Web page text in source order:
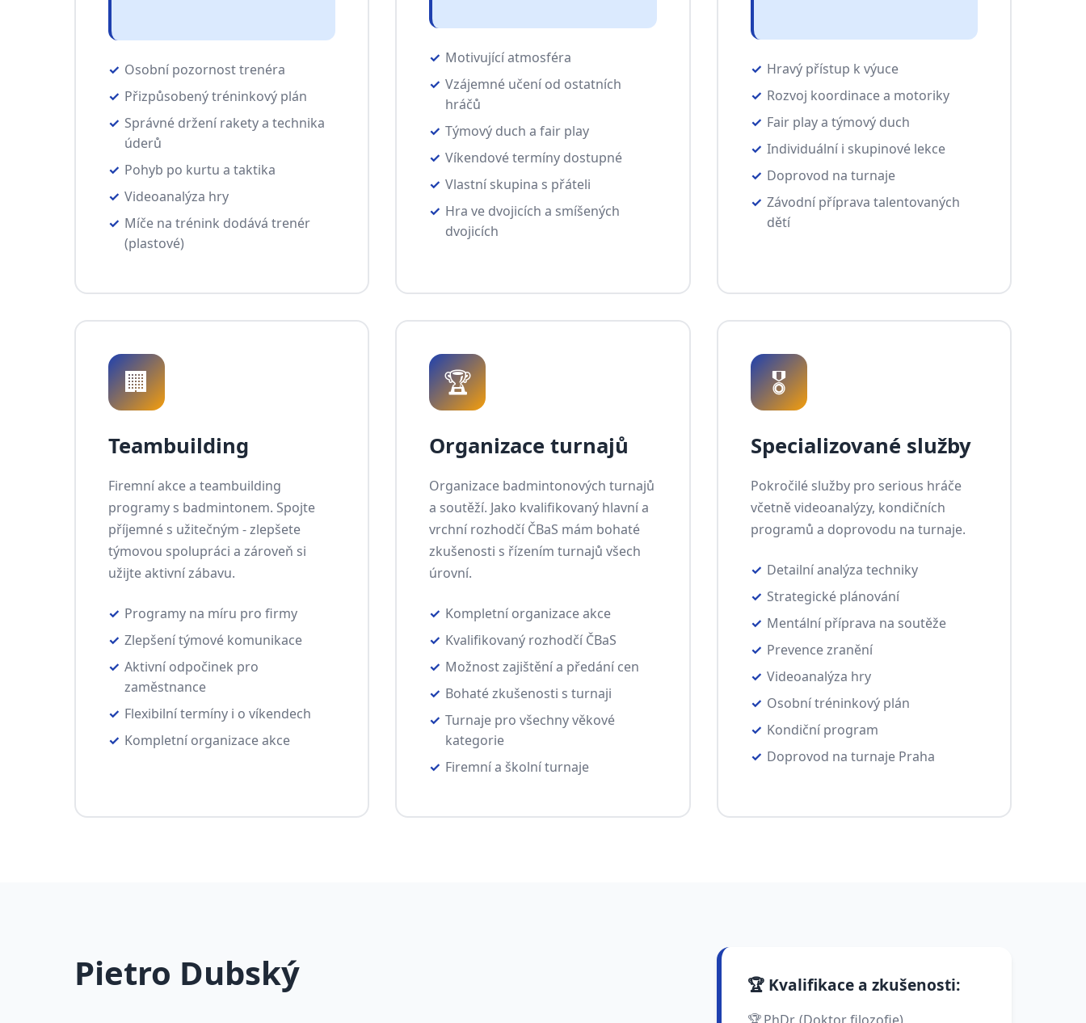
Osobní pozornost trenéra
Přizpůsobený tréninkový plán
Správné držení rakety a technika
úderů
Pohyb po kurtu a taktika
Videoanalýza hry
Míče na trénink dodává trenér
(plastové)
Motivující atmosféra
Vzájemné učení od ostatních
hráčů
Týmový duch a fair play
Víkendové termíny dostupné
Vlastní skupina s přáteli
Hra ve dvojicích a smíšených
dvojicích
Hravý přístup k výuce
Rozvoj koordinace a motoriky
Fair play a týmový duch
Individuální i skupinové lekce
Doprovod na turnaje
Závodní příprava talentovaných
dětí
🏢
Teambuilding
Firemní akce a teambuilding
programy s badmintonem. Spojte
příjemné s užitečným - zlepšete
týmovou spolupráci a zároveň si
užijte aktivní zábavu.
Programy na míru pro firmy
Zlepšení týmové komunikace
Aktivní odpočinek pro
zaměstnance
Flexibilní termíny i o víkendech
Kompletní organizace akce
🏆
Organizace turnajů
Organizace badmintonových turnajů
a soutěží. Jako kvalifikovaný hlavní a
vrchní rozhodčí ČBaS mám bohaté
zkušenosti s řízením turnajů všech
úrovní.
Kompletní organizace akce
Kvalifikovaný rozhodčí ČBaS
Možnost zajištění a předání cen
Bohaté zkušenosti s turnaji
Turnaje pro všechny věkové
kategorie
Firemní a školní turnaje
🎖️
Specializované služby
Pokročilé služby pro serious hráče
včetně videoanalýzy, kondičních
programů a doprovodu na turnaje.
Detailní analýza techniky
Strategické plánování
Mentální příprava na soutěže
Prevence zranění
Videoanalýza hry
Osobní tréninkový plán
Kondiční program
Doprovod na turnaje Praha
Pietro Dubský 🏆 Kvalifikace a zkušenosti: